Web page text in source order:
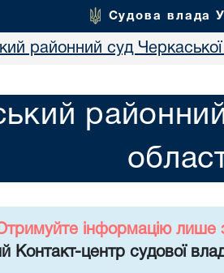
Судова влада
районний суд Черкаської
інформацію лише
Контакт-центр судової